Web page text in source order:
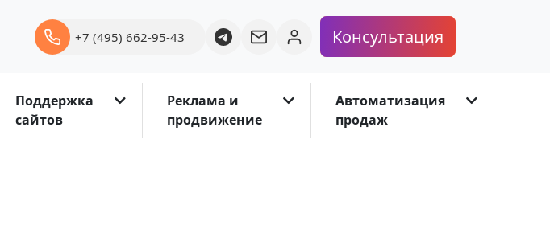
+7 (495) 662-95-43 Консультация
Поддержка
сайтов
Реклама и
продвижение
Автоматизация
продаж